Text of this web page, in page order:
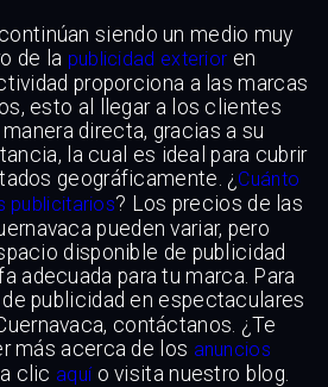
siendo un medio muy
de la publicidad exterior en
proporciona a las marcas
esto al llegar a los clientes
directa, gracias a su
la cual es ideal para cubrir
geográficamente. ¿ Cuánto
publicitarios? Los precios de las
pueden variar, pero
disponible de publicidad
adecuada para tu marca. Para
de publicidad en espectaculares
contáctanos. ¿Te
más acerca de los anuncios
clic aquío visita nuestro blog.